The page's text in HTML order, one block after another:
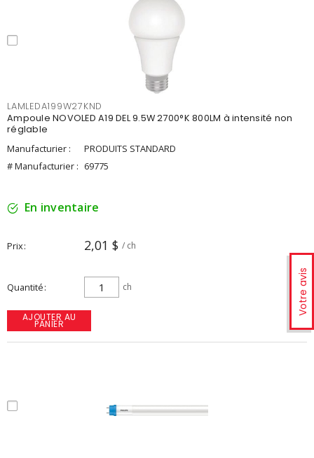
Votre avis
LAMLEDA199W27KND
Ampoule NOVOLED A19 DEL 9.5W 2700°K 800LM à intensité non
réglable
Manufacturier :
PRODUITS STANDARD
# Manufacturier : 69775
En inventaire
Prix 2,01 $ / ch
Quantité ch
AJOUTER AU
PANIER